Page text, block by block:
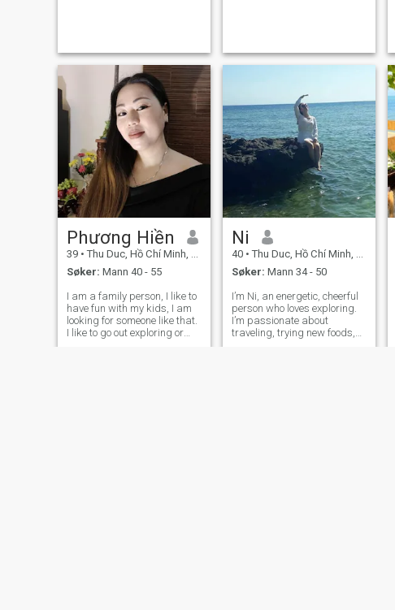
living, a positive min
relationships with people of
Phương Hiền
39 • Thu Duc, Hồ Chí Minh, Vietnam
Søker: Mann 40 - 55
I am a family person, I like to
have fun with my kids, I am
looking for someone like that.
I like to go out exploring or
Ni
40 • Thu Duc, Hồ Chí Minh, Vietnam
Søker: Mann 34 - 50
I’m Ni, an energetic, cheerful
person who loves exploring.
I’m passionate about
traveling, trying new foods,